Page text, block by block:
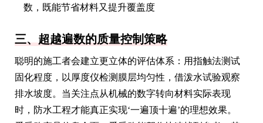
数，既能节省材料又提升覆盖度
三、超越遍数的质量控制策略
聪明的施工者会建立更立体的评估体系：用指触法测试
固化程度，以厚度仪检测膜层均匀性，借泼水试验观察
排水坡度。当关注点从机械的数字转向材料实际表现
时，防水工程才能真正实现‘一遍顶十遍’的理想效果。